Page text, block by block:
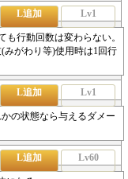
L追加 Lv1
行動回数は変わらない。
みがわり等)使用時は1回行
L追加 Lv1
の状態なら与えるダメー
L追加 Lv60